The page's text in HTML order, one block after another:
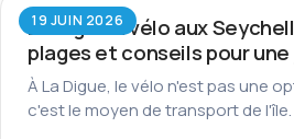
19 JUIN 2026
La Digue à vélo aux
plages et conseils pour
À La Digue, le vélo n'est pas une
c'est le moyen de transport de